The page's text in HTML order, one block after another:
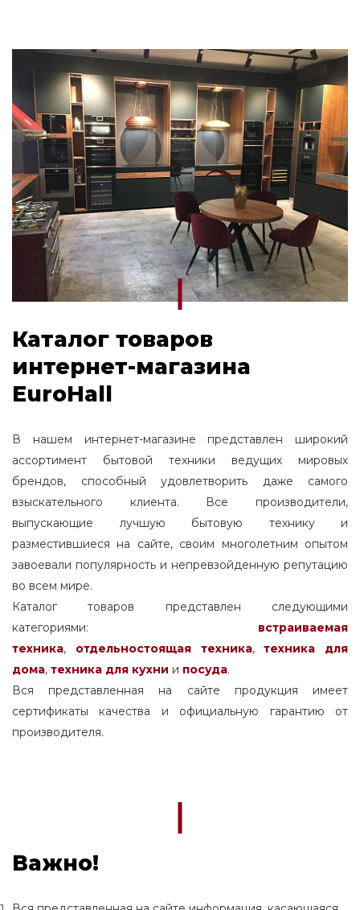
Каталог товаров
интернет-магазина
EuroHall
В нашем интернет-магазине представлен широкий
ассортимент бытовой техники ведущих мировых
брендов, способный удовлетворить даже самого
взыскательного клиента. Все производители,
выпускающие лучшую бытовую технику и
разместившиеся на сайте, своим многолетним опытом
завоевали популярность и непревзойденную репутацию
во всем мире.
Каталог товаров представлен следующими
категориями: встраиваемая
техника, отдельностоящаятехника,
техника для
дома, техника для кухни и посуда.
Вся представленная на сайте продукция имеет
сертификаты качества и официальную гарантию от
производителя.
Важно!